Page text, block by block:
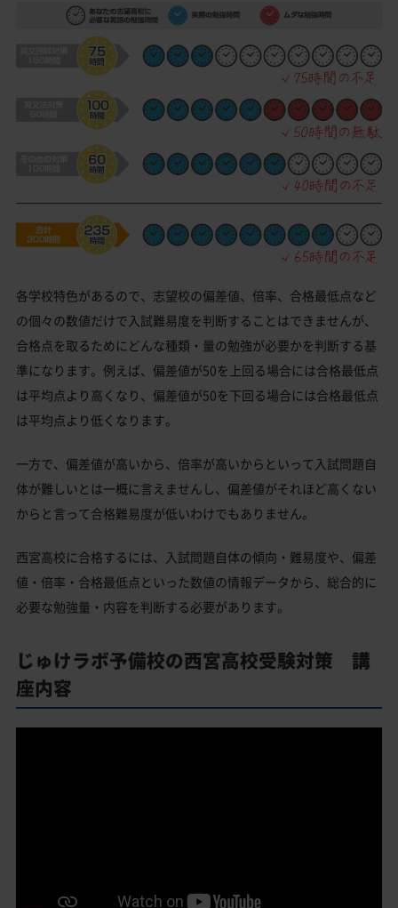
各学校特色があるので、志望校の偏差値、倍率、合格最低点など
の個々の数値だけで入試難易度を判断することはできませんが、
合格点を取るためにどんな種類・量の勉強が必要かを判断する基
準になります。例えば、偏差値が50を上回る場合には合格最低点
は平均点より高くなり、偏差値が50を下回る場合には合格最低点
は平均点より低くなります。
一方で、偏差値が高いから、倍率が高いからといって入試問題自
体が難しいとは一概に言えませんし、偏差値がそれほど高くない
からと言って合格難易度が低いわけでもありません。
西宮高校に合格するには、入試問題自体の傾向・難易度や、偏差
値・倍率・合格最低点といった数値の情報データから、総合的に
必要な勉強量・内容を判断する必要があります。
じゅけラボ予備校の西宮高校受験対策 講
座内容